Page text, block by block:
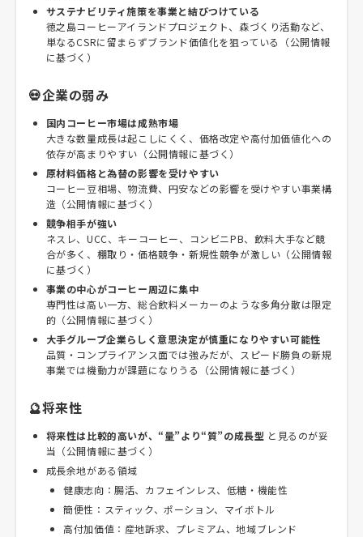
サステナビリティ施策を事業と結びつけている
徳之島コーヒーアイランドプロジェクト、森づくり活動など、
単なるCSRに留まらずブランド価値化を狙っている（公開情報
に基づく）
💀企業の弱み
国内コーヒー市場は成熟市場
大きな数量成長は起こしにくく、価格改定や高付加価値化への
依存が高まりやすい（公開情報に基づく）
原材料価格と為替の影響を受けやすい
コーヒー豆相場、物流費、円安などの影響を受けやすい事業構
造（公開情報に基づく）
競争相手が強い
ネスレ、UCC、キーコーヒー、コンビニPB、飲料大手など競
合が多く、棚取り・価格競争・新規性競争が激しい（公開情報
に基づく）
事業の中心がコーヒー周辺に集中
専門性は高い一方、総合飲料メーカーのような多角分散は限定
的（公開情報に基づく）
大手グループ企業らしく意思決定が慎重になりやすい可能性
品質・コンプライアンス面では強みだが、スピード勝負の新規
事業では機動力が課題になりうる（公開情報に基づく）
🔮将来性
将来性は比較的高いが、“量”より“質”の成長型 と見るのが妥
当（公開情報に基づく）
成長余地がある領域
健康志向：腸活、カフェインレス、低糖・機能性
簡便性：スティック、ポーション、マイボトル
高付加価値：産地訴求、プレミアム、地域ブレンド